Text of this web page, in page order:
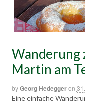
Wanderung
Martin am
byGeorg Hedeggeron
Eine einfache